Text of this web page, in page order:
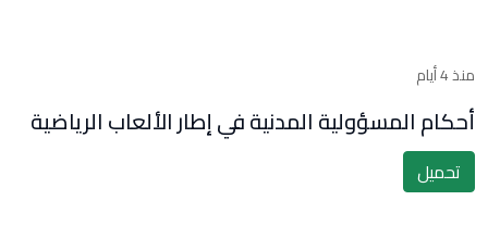
منذ 4 أيام
أحكام المسؤولية المدنية في إطار الألعاب الرياضية
تحميل